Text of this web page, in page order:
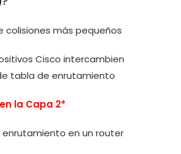
colisiones más pequeños
Cisco intercambien
tabla de enrutamiento
la Capa 2*
enrutamiento en un router